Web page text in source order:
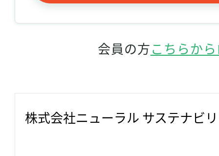
会員の方こちらか
株式会社ニューラル サステナビ